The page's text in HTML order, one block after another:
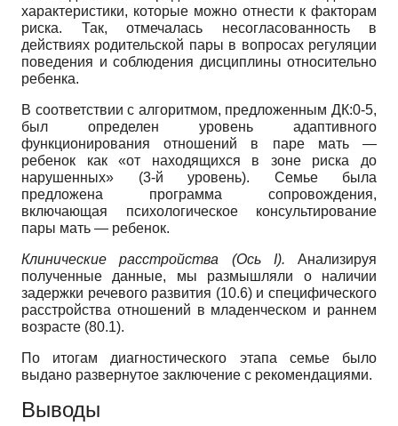
характеристики, которые можно отнести к факторам
риска. Так, отмечалась несогласованность в
действиях родительской пары в вопросах регуляции
поведения и соблюдения дисциплины относительно
ребенка.
В соответствии с алгоритмом, предложенным ДК:0-5,
был определен уровень адаптивного
функционирования отношений в паре мать —
ребенок как «от находящихся в зоне риска до
нарушенных» (3-й уровень). Семье была
предложена программа сопровождения,
включающая психологическое консультирование
пары мать — ребенок.
Клинические расстройства (Ось I). Анализируя
полученные данные, мы размышляли о наличии
задержки речевого развития (10.6) и специфического
расстройства отношений в младенческом и раннем
возрасте (80.1).
По итогам диагностического этапа семье было
выдано развернутое заключение с рекомендациями.
Выводы